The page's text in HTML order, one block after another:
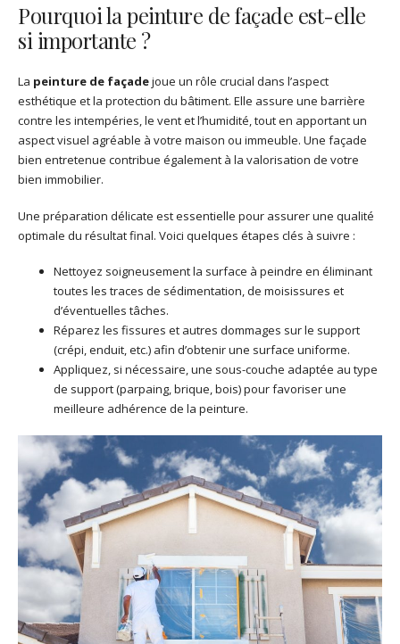
Pourquoi la peinture de façade est-elle
si importante ?
La peinture de façadejoue un rôle crucial dans l’aspect
esthétique et la protection du bâtiment. Elle assure une barrière
contre les intempéries, le vent et l’humidité, tout en apportant un
aspect visuel agréable à votre maison ou immeuble. Une façade
bien entretenue contribue également à la valorisation de votre
bien immobilier.
Une préparation délicate est essentielle pour assurer une qualité
optimale du résultat final. Voici quelques étapes clés à suivre :
Nettoyez soigneusement la surface à peindre en éliminant
toutes les traces de sédimentation, de moisissures et
d’éventuelles tâches.
Réparez les fissures et autres dommages sur le support
(crépi, enduit, etc.) afin d’obtenir une surface uniforme.
Appliquez, si nécessaire, une sous-couche adaptée au type
de support (parpaing, brique, bois) pour favoriser une
meilleure adhérence de la peinture.